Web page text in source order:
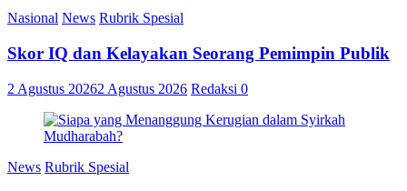
Nasional News Rubrik Spesial
Skor IQ dan Kelayakan Seorang Pemimpin Publik
2 Agustus 20262 Agustus 2026 Redaksi 0
News Rubrik Spesial